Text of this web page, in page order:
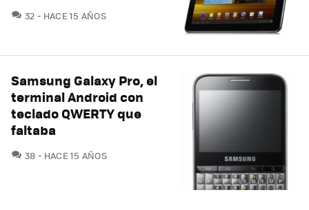
32 COMENTARIOS
HACE 15 AÑOS
Samsung Galaxy Pro, el
terminal Android con
teclado QWERTY que
faltaba
38 COMENTARIOS
HACE 15 AÑOS